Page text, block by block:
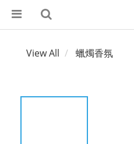
View All 蠟燭香氛